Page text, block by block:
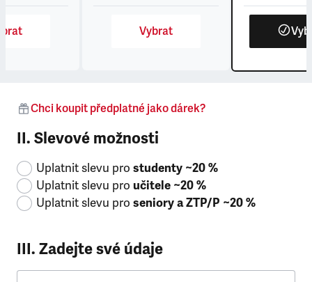
Vybrat
Chci koupit předplatné jako dárek?
II. Slevové možnosti
Uplatnit slevu pro studenty ~20 %
Uplatnit slevu pro učitele ~20 %
Uplatnit slevu pro seniory a ZTP/P ~20 %
III. Zadejte své údaje